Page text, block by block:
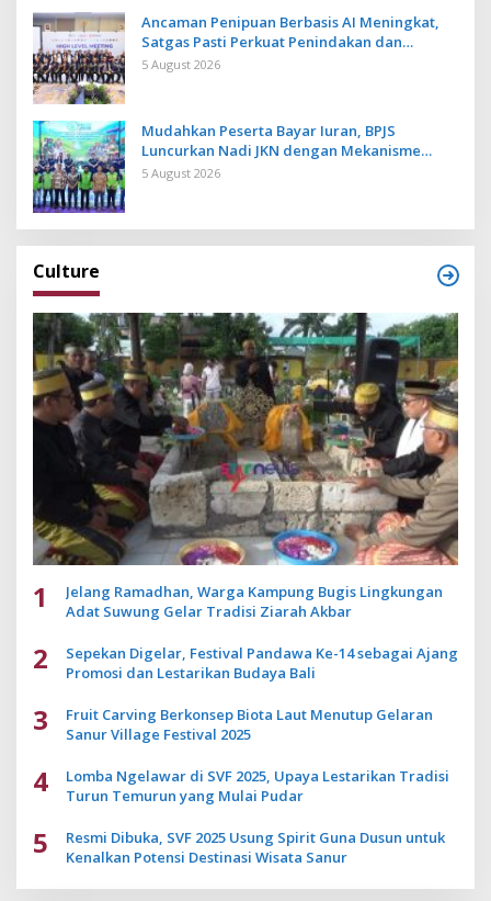
Ancaman Penipuan Berbasis AI Meningkat,
Satgas Pasti Perkuat Penindakan dan
Pengembangan Aplikasi Anti Penipuan
5 August 2026
Mudahkan Peserta Bayar Iuran, BPJS
Luncurkan Nadi JKN dengan Mekanisme
Menabung
5 August 2026
Culture
1
Jelang Ramadhan, Warga Kampung Bugis Lingkungan
Adat Suwung Gelar Tradisi Ziarah Akbar
2
Sepekan Digelar, Festival Pandawa Ke-14 sebagai Ajang
Promosi dan Lestarikan Budaya Bali
3
Fruit Carving Berkonsep Biota Laut Menutup Gelaran
Sanur Village Festival 2025
4
Lomba Ngelawar di SVF 2025, Upaya Lestarikan Tradisi
Turun Temurun yang Mulai Pudar
5
Resmi Dibuka, SVF 2025 Usung Spirit Guna Dusun untuk
Kenalkan Potensi Destinasi Wisata Sanur